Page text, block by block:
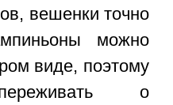
вешенки точно
можно
виде, поэтому
о